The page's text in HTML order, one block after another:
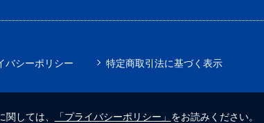
バシーポリシー 特定商取引法に基づく表示
しては、 「プライバシーポリシー」 をお読みください。